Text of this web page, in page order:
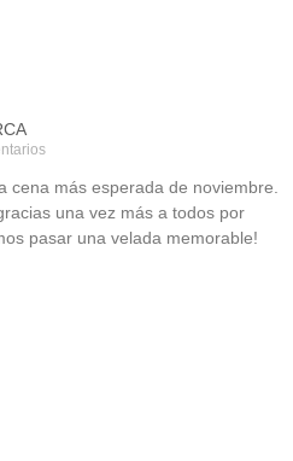
cena más esperada de noviembre.
una vez más a todos por
pasar una velada memorable!